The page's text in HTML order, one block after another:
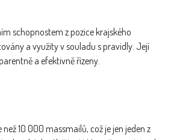
schopnostem z pozice krajského
a využity v souladu s pravidly. Její
a efektivně řízeny.
10 000 massmailů, což je jen jeden z